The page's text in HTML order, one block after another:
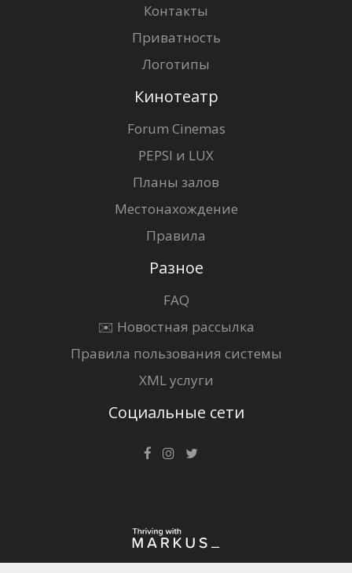
Контакты
Приватность
Логотипы
Кинотеатр
Forum Cinemas
PEPSI и LUX
Планы залов
Местонахождение
Правила
Разное
FAQ
✉️ Новостная рассылка
Правила пользования системы
XML услуги
Социальные сети